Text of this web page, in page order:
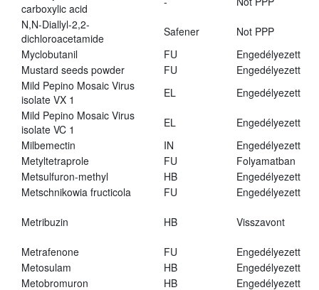
carboxylic acid
N,N-Diallyl-2,2-
dichloroacetamide
Safener
Not PPP
Myclobutanil
FU
Engedélyezett
Mustard seeds powder
FU
Engedélyezett
Mild Pepino Mosaic Virus
isolate VX 1
EL
Engedélyezett
Mild Pepino Mosaic Virus
isolate VC 1
EL
Engedélyezett
Milbemectin
IN
Engedélyezett
Metyltetraprole
FU
Folyamatban
Metsulfuron-methyl
HB
Engedélyezett
Metschnikowia fructicola
FU Engedélyezett
Metribuzin HB Visszavont
Metrafenone FU
Engedélyezett
Metosulam
HB
Engedélyezett
Metobromuron
HB Engedélyezett